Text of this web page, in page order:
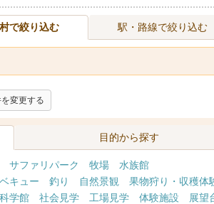
で絞り込む 駅・路線で絞り込む
変更する
目的から探す
サファリパーク 牧場
水族館
キュー 釣り 自然景観
果物狩り・収穫体
学館 社会見学 工場見学 体験施設
展望